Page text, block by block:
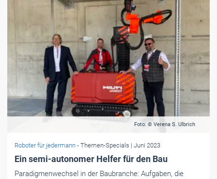
Foto: © Verena S. Ulbrich
Roboter für jedermann - Themen-Specials | Juni 2023
Ein semi-autonomer Helfer für den Bau
Paradigmenwechsel in der Baubranche: Aufgaben, die